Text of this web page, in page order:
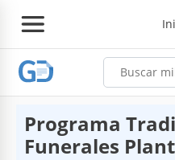
Programa
Funerales